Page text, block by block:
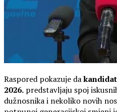
Raspored pokazuje da
2026. predstavljaju spoj
dužnosnika i nekoliko novih